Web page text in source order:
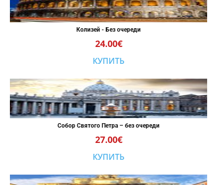
Колизей - Без очереди
24.00€
КУПИТЬ
Собор Святого Петра – без очереди
27.00€
КУПИТЬ